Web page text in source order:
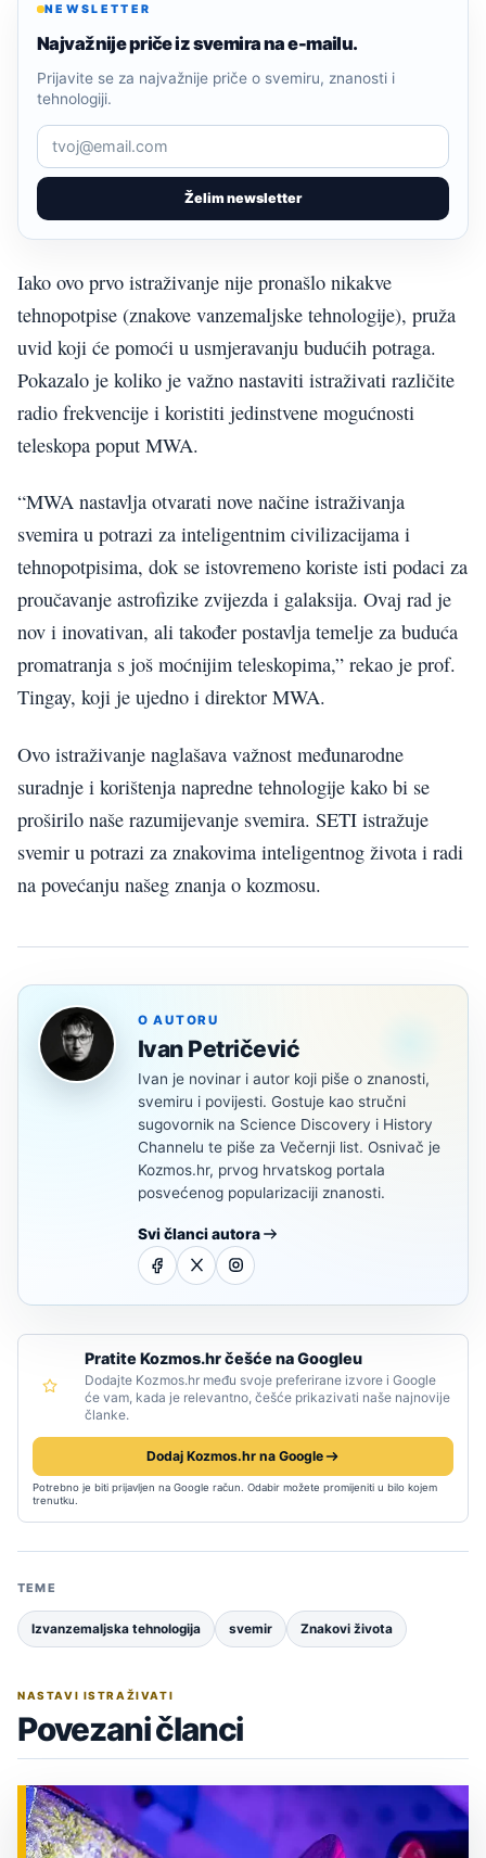
NEWSLETTER
Najvažnije priče iz svemira na e-mailu.
Želim newsletter
Prijavite se za najvažnije priče o svemiru, znanosti i
tehnologiji.
Iako ovo prvo istraživanje nije pronašlo nikakve
tehnopotpise (znakove vanzemaljske tehnologije), pruža
uvid koji će pomoći u usmjeravanju budućih potraga.
Pokazalo je koliko je važno nastaviti istraživati različite
radio frekvencije i koristiti jedinstvene mogućnosti
teleskopa poput MWA.
“MWA nastavlja otvarati nove načine istraživanja
svemira u potrazi za inteligentnim civilizacijama i
tehnopotpisima, dok se istovremeno koriste isti podaci za
proučavanje astrofizike zvijezda i galaksija. Ovaj rad je
nov i inovativan, ali također postavlja temelje za buduća
promatranja s još moćnijim teleskopima,” rekao je prof.
Tingay, koji je ujedno i direktor MWA.
Ovo istraživanje naglašava važnost međunarodne
suradnje i korištenja napredne tehnologije kako bi se
proširilo naše razumijevanje svemira. SETI istražuje
svemir u potrazi za znakovima inteligentnog života i radi
na povećanju našeg znanja o kozmosu.
O AUTORU
Ivan Petričević
Ivan je novinar i autor koji piše o znanosti,
svemiru i povijesti. Gostuje kao stručni
sugovornik na Science Discovery i History
Channelu te piše za Večernji list. Osnivač je
Kozmos.hr, prvog hrvatskog portala
posvećenog popularizaciji znanosti.
Svi članci autora
Pratite Kozmos.hr češće na Googleu
Dodajte Kozmos.hr među svoje preferirane izvore i Google
će vam, kada je relevantno, češće prikazivati naše najnovije
članke.
Dodaj Kozmos.hr na Google
Potrebno je biti prijavljen na Google račun. Odabir možete promijeniti u bilo kojem
trenutku.
TEME
Izvanzemaljska tehnologija svemir Znakovi života
NASTAVI ISTRAŽIVATI
Povezani članci